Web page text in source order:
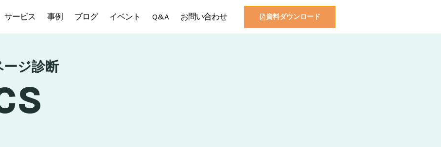
サービス 事例 ブログ イベント Q&A お問い合わせ 資料ダウンロード
ジ診断